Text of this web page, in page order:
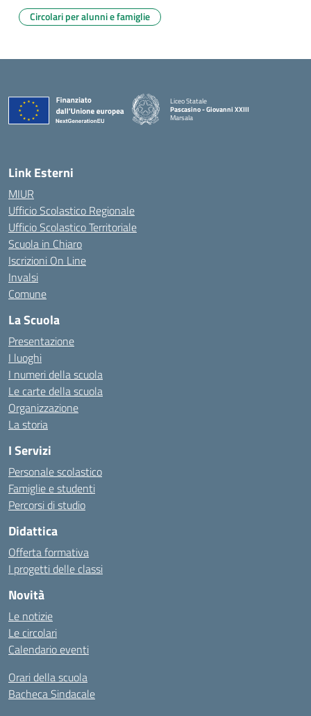
Circolari per alunni e famiglie
Liceo Statale
Pascasino - Giovanni XXIII
Marsala
Link Esterni
MIUR
Ufficio Scolastico Regionale
Ufficio Scolastico Territoriale
Scuola in Chiaro
Iscrizioni On Line
Invalsi
Comune
La Scuola
Presentazione
I luoghi
I numeri della scuola
Le carte della scuola
Organizzazione
La storia
I Servizi
Personale scolastico
Famiglie e studenti
Percorsi di studio
Didattica
Offerta formativa
I progetti delle classi
Novità
Le notizie
Le circolari
Calendario eventi
Orari della scuola
Bacheca Sindacale